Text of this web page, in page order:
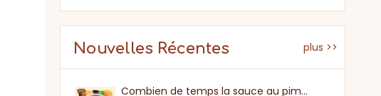
Nouvelles Récentes plus >>
Combien de temps la sauce au piment sucré